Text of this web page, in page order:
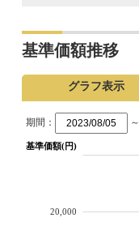
基準価額推移
グラフ表示
期間： ～
基準価額(円)
20,000